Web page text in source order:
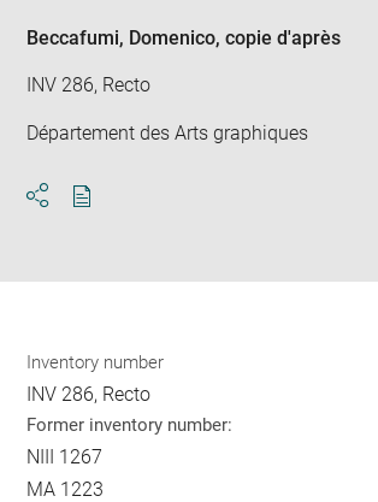
Beccafumi, Domenico, copie d'après
INV 286, Recto
Département des Arts graphiques
Inventory number
INV 286, Recto
Former inventory number:
NIII 1267
MA 1223